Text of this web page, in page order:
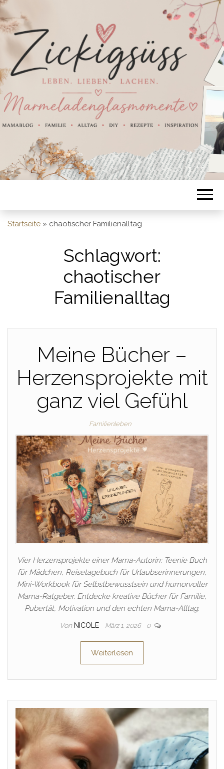
Startseite » chaotischer Familienalltag
Schlagwort:
chaotischer
Familienalltag
Meine Bücher –
Herzensprojekte mit
ganz viel Gefühl
Familienleben
Vier Herzensprojekte einer Mama-Autorin: Teenie Buch
für Mädchen, Reisetagebuch für Urlaubserinnerungen,
Mini-Workbook für Selbstbewusstsein und humorvoller
Mama-Ratgeber. Entdecke kreative Bücher für Familie,
Pubertät, Motivation und den echten Mama-Alltag.
Von NICOLE März 1, 2026 0
Weiterlesen